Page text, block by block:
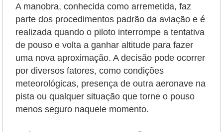
A manobra, conhecida como arremetida, faz
parte dos procedimentos padrão da aviação e é
realizada quando o piloto interrompe a tentativa
de pouso e volta a ganhar altitude para fazer
uma nova aproximação. A decisão pode ocorrer
por diversos fatores, como condições
meteorológicas, presença de outra aeronave na
pista ou qualquer situação que torne o pouso
menos seguro naquele momento.